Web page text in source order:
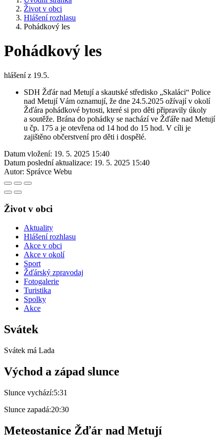
Život v obci
Hlášení rozhlasu
Pohádkový les
Pohádkový les
hlášení z 19.5.
SDH Žďár nad Metují a skautské středisko „Skaláci“ Police
nad Metují Vám oznamují, že dne 24.5.2025 ožívají v okolí
Žďára pohádkové bytosti, které si pro děti připravily úkoly
a soutěže. Brána do pohádky se nachází ve Žďáře nad Metují
u čp. 175 a je otevřena od 14 hod do 15 hod. V cíli je
zajištěno občerstvení pro děti i dospělé.
Datum vložení: 19. 5. 2025 15:40
Datum poslední aktualizace: 19. 5. 2025 15:40
Autor: Správce Webu
Život v obci
Aktuality
Hlášení rozhlasu
Akce v obci
Akce v okolí
Sport
Žďárský zpravodaj
Fotogalerie
Turistika
Spolky
Akce
Svátek
Svátek má Lada
Východ a západ slunce
Slunce vychází:5:31
Slunce zapadá:20:30
Meteostanice Žďár nad Metují